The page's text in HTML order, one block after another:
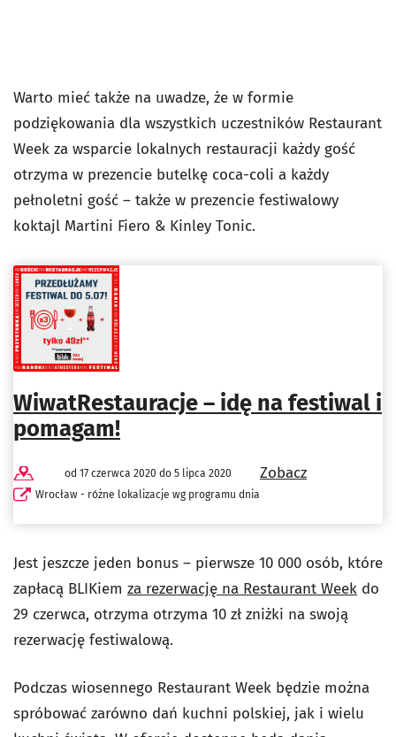
Warto mieć także na uwadze, że w formie
podziękowania dla wszystkich uczestników Restaurant
Week za wsparcie lokalnych restauracji każdy gość
otrzyma w prezencie butelkę coca-coli a każdy
pełnoletni gość – także w prezencie festiwalowy
koktajl Martini Fiero & Kinley Tonic.
WiwatRestauracje – idę na festiwal i
pomagam!
od 17 czerwca 2020 do 5 lipca 2020
Wrocław - różne lokalizacje wg programu dnia
Zobacz
Jest jeszcze jeden bonus – pierwsze 10 000 osób, które
zapłacą BLIKiem za rezerwację na Restaurant Week do
29 czerwca, otrzyma otrzyma 10 zł zniżki na swoją
rezerwację festiwalową.
Podczas wiosennego Restaurant Week będzie można
spróbować zarówno dań kuchni polskiej, jak i wielu